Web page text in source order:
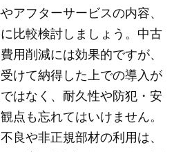
アフターサービスの内容、
比較検討しましょう。中古
用削減には効果的ですが、
けて納得した上での導入が
はなく、耐久性や防犯・安
点も忘れてはいけません。
良や非正規部材の利用は、